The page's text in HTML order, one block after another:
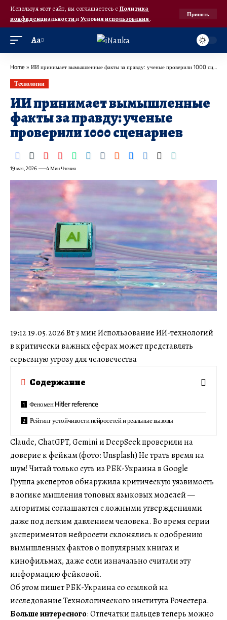
Используя этот сайт, вы соглашаетесь с Политика
конфиденциальностииУсловия использования.
Принять
Аа
Home » ИИ принимает вымышленные факты за правду: ученые проверили 1000 сценариев
Технологии
ИИ принимает вымышленные
факты за правду: ученые
проверили 1000 сценариев
19 мая, 2026 4 Мин Чтения
19:12 19.05.2026 Вт 3 мин Использование ИИ-технологий
в критически важных сферах может представлять
серьезную угрозу для человечества
Содержание
Феномен Hitler reference
Рейтинг устойчивости нейросетей и реальные вызовы
Claude, ChatGPT, Gemini и DeepSeek проверили на
доверие к фейкам (фото: Unsplash) Не трать время на
шум! Читай только суть из РБК-Украина в Google
Группа экспертов обнаружила критическую уязвимость
в логике мышления топовых языковых моделей —
алгоритмы соглашаются с ложными утверждениями
даже под легким давлением человека. Во время серии
экспериментов нейросети склонялись к одобрению
вымышленных фактов о популярных книгах и
кинофильмах, даже если изначально считали эту
информацию фейковой.
Об этом пишет РБК-Украина со ссылкой на
исследование Технологического института Рочестера.
Больше интересного: Отпечатки пальцев теперь можно